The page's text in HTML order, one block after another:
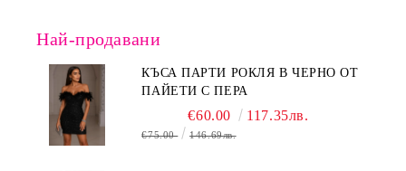
Най-продавани
КЪСА ПАРТИ РОКЛЯ В ЧЕРНО ОТ
ПАЙЕТИ С ПЕРА
€60.00 117.35лв.
€75.00 146.69лв.